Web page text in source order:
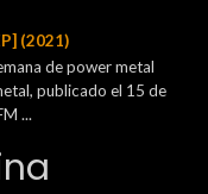
(2021)
de power metal
publicado el 15 de
...